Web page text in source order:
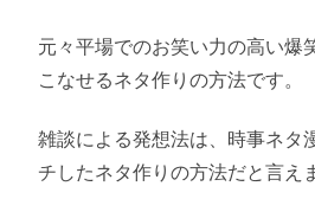
元々平場でのお笑い力の高い爆
こなせるネタ作りの方法です。
雑談による発想法は、時事ネタ
チしたネタ作りの方法だと言え